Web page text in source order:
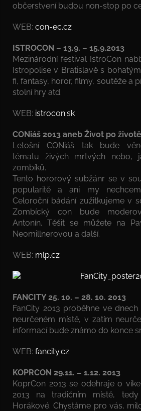
občerstvení budou non-stop po
WEB: con-ec.cz
ISTROCON – 13.9. – 15.9.2013
Mezinárodní festival IstroCon
Istropolise v Bratislavě s
fi, fantasy, horor, filmy, soutěže a
stolní hry atd.
WEB: istrocon.sk
CONiáš 2013 aneb Život po
Letošní CONiáš tak bude
tématu živých mrtvých nebo,
zombíků.
Tento hororový subžánr se v
popularitě a ani my
Celoroční bádání zužitkujeme v
Zombícký con bude
Antonín. Těšit se můžete na
Neomillnerovou a další.
WEB: mlp.cz
FANCITY 25. 10. – 28. 10. 2013
FanCity 2013 proběhne ve dnech
neurčeném místě, v zatím
informací bude známo do konce
WEB: fancity.cz
KOPRCON 29.11. – 1.12. 2013
KoprCon 2013 se odehraje o
2013 na tradičním místě,
Horákové. Chystáme pro vás,